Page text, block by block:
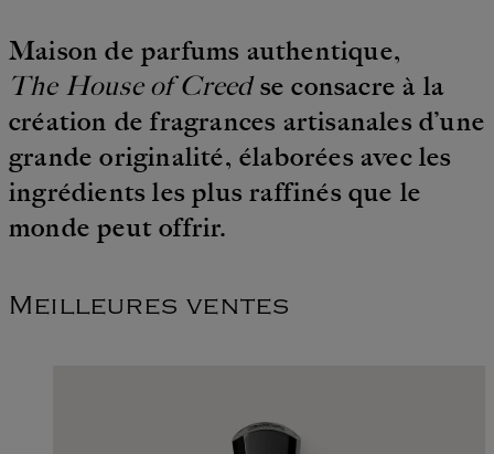
Maison de parfums authentique,
The House of Creedse consacre à la
création de fragrances artisanales d’une
grande originalité, élaborées avec les
ingrédients les plus raffinés que le
monde peut offrir.
Meilleures ventes